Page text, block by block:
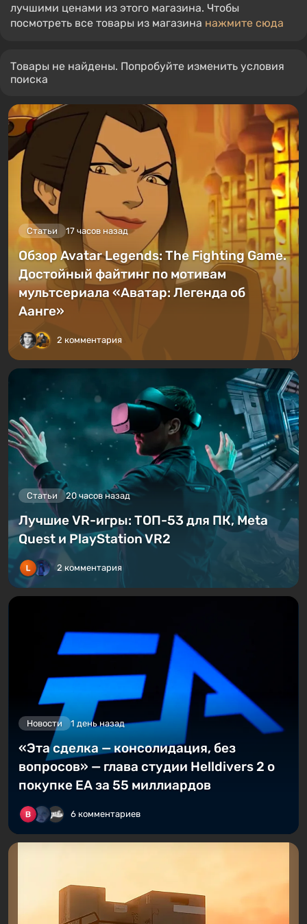
лучшими ценами из этого магазина. Чтобы
посмотреть все товары из магазина нажмите сюда
Товары не найдены. Попробуйте изменить условия
поиска
Статьи 17 часов назад
Обзор Avatar Legends: The Fighting Game.
Достойный файтинг по мотивам
мультсериала «Аватар: Легенда об
Аанге»
2 комментария
Статьи 20 часов назад
Лучшие VR-игры: ТОП-53 для ПК, Meta
Quest и PlayStation VR2
2 комментария
Новости 1 день назад
«Эта сделка — консолидация, без
вопросов» — глава студии Helldivers 2 о
покупке EA за 55 миллиардов
6 комментариев